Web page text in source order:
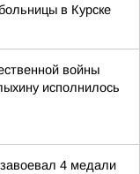
в Курске
войны
исполнилось
4 медали